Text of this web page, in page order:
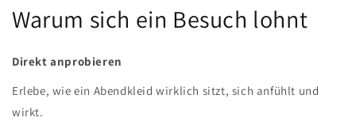
Warum sich ein Besuch lohnt
Direkt anprobieren
Erlebe, wie ein Abendkleid wirklich sitzt, sich anfühlt und
wirkt.